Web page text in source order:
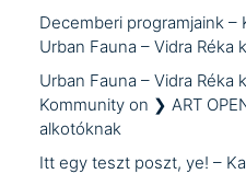
Decemberi programjaink –
Urban Fauna – Vidra Réka
Urban Fauna – Vidra Réka
Kommunity on ❯ ART
alkotóknak
Itt egy teszt poszt, ye! –